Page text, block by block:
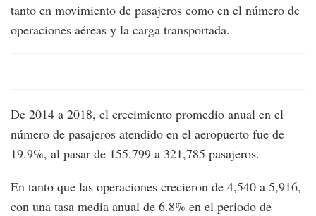
tanto en movimiento de pasajeros como en el número de
operaciones aéreas y la carga transportada.
De 2014 a 2018, el crecimiento promedio anual en el
número de pasajeros atendido en el aeropuerto fue de
19.9%, al pasar de 155,799 a 321,785 pasajeros.
En tanto que las operaciones crecieron de 4,540 a 5,916,
con una tasa media anual de 6.8% en el periodo de